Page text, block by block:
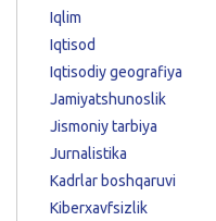
Iqlim
Iqtisod
Iqtisodiy geografiya
Jamiyatshunoslik
Jismoniy tarbiya
Jurnalistika
Kadrlar boshqaruvi
Kiberxavfsizlik